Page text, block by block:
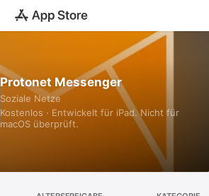
Protonet Messenger
Soziale Netze
Kostenlos · Entwickelt für iPad. Nicht für
macOS überprüft.